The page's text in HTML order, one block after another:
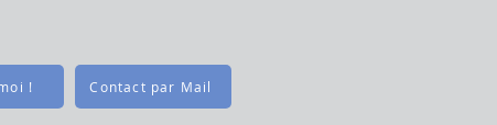
! Contact par Mail